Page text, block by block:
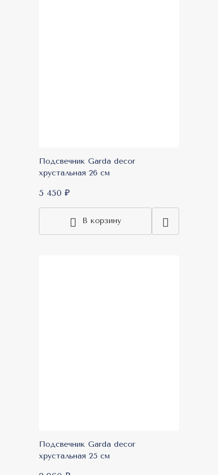
Подсвечник Garda decor
хрустальная 26 см
5 450 ₽
В корзину
Подсвечник Garda decor
хрустальная 25 см